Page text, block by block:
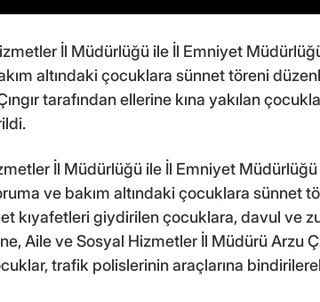
İl Müdürlüğü ile İl Emniyet
altındaki çocuklara sünnet töreni
tarafından ellerine kına yakılan
İl Müdürlüğü ile İl Emniyet Müdürlüğü
ve bakım altındaki çocuklara sünnet
kıyafetleri giydirilen çocuklara, davul ve
Aile ve Sosyal Hizmetler İl Müdürü Arzu
trafik polislerinin araçlarına